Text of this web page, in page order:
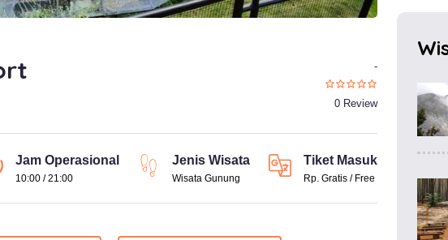
-
0 Review
Jam Operasional
10:00 / 21:00
Jenis Wisata
Wisata Gunung
Tiket Masuk
Rp. Gratis / Free